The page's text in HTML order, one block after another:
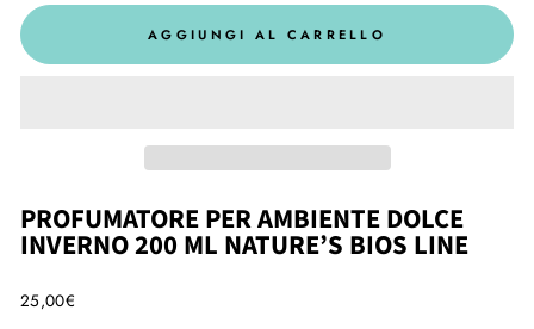
AGGIUNGI AL CARRELLO
PROFUMATORE PER AMBIENTE DOLCE
INVERNO 200 ML NATURE’S BIOS LINE
25,00€